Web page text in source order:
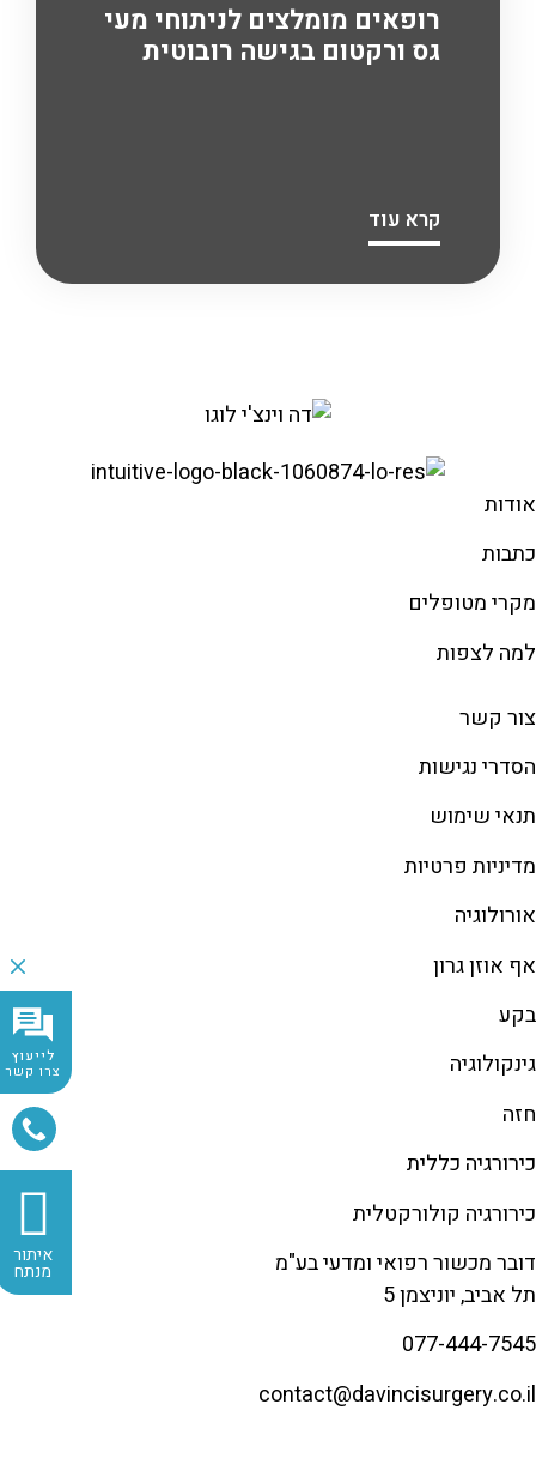
לייעוץ
צרו קשר
איתור
מנתח
רופאים מומלצים לניתוחי מעי
גס ורקטום בגישה רובוטית
קרא עוד
אודות
כתבות
מקרי מטופלים
למה לצפות
צור קשר
הסדרי נגישות
תנאי שימוש
מדיניות פרטיות
אורולוגיה
אף אוזן גרון
בקע
גינקולוגיה
חזה
כירורגיה כללית
כירורגיה קולורקטלית
דובר מכשור רפואי ומדעי בע"מ
תל אביב, יוניצמן 5
077-444-7545
contact@davincisurgery.co.il